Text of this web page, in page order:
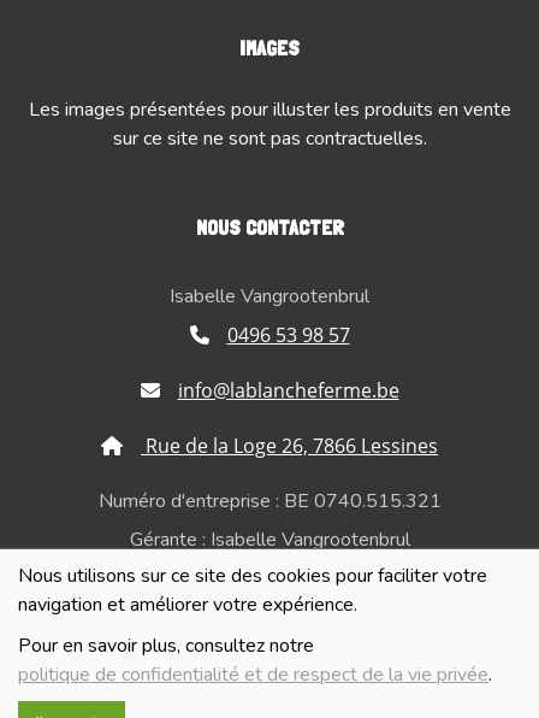
Nous utilisons sur ce site des cookies pour faciliter votre
navigation et améliorer votre expérience.
Pour en savoir plus, consultez notre
politique de confidentialité et de respect de la vie privée.
IMAGES
Les images présentées pour illuster les produits en vente
sur ce site ne sont pas contractuelles.
NOUS CONTACTER
Isabelle Vangrootenbrul
0496 53 98 57
info@lablancheferme.be
Rue de la Loge 26, 7866 Lessines
Numéro d'entreprise : BE 0740.515.321
Gérante : Isabelle Vangrootenbrul
Politique de confidentialité et de respect de la vie
privée